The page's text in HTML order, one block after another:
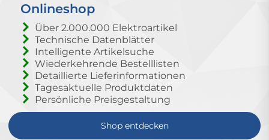
Onlineshop
Über 2.000.000 Elektroartikel
Technische Datenblätter
Intelligente Artikelsuche
Wiederkehrende Bestelllisten
Detaillierte Lieferinformationen
Tagesaktuelle Produktdaten
Persönliche Preisgestaltung
Shop entdecken